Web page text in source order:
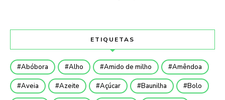
ETIQUETAS
Abóbora Alho Amido de milho Amêndoa
Aveia Azeite Açúcar Baunilha Bolo